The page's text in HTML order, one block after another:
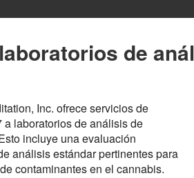
de
Inc. ofrece servicios de
laboratorios de análisis de
incluye una evaluación
análisis estándar pertinentes para
contaminantes en el cannabis.